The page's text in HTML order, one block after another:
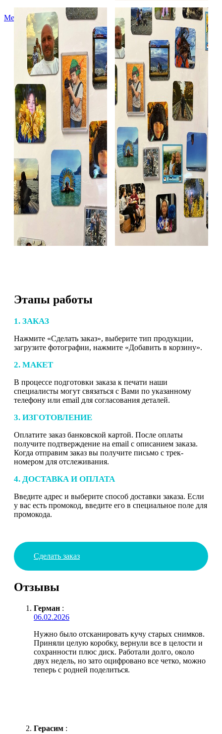
Меню
Этапы работы
1. ЗАКАЗ
Нажмите «Сделать заказ», выберите тип продукции,
загрузите фотографии, нажмите «Добавить в корзину».
2. МАКЕТ
В процессе подготовки заказа к печати наши
специалисты могут связаться с Вами по указанному
телефону или email для согласования деталей.
3. ИЗГОТОВЛЕНИЕ
Оплатите заказ банковской картой. После оплаты
получите подтверждение на email с описанием заказа.
Когда отправим заказ вы получите письмо с трек-
номером для отслеживания.
4. ДОСТАВКА И ОПЛАТА
Введите адрес и выберите способ доставки заказа. Если
у вас есть промокод, введите его в специальное поле для
промокода.
Сделать заказ
Отзывы
Герман :
06.02.2026
Нужно было отсканировать кучу старых снимков.
Приняли целую коробку, вернули все в целости и
сохранности плюс диск. Работали долго, около
двух недель, но зато оцифровано все четко, можно
теперь с родней поделиться.
Герасим :